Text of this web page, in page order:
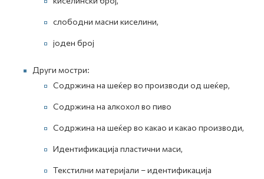
слободни масни киселини,
јоден број
Други мостри:
Содржина на шеќер во производи од шеќер,
Содржина на алкохол во пиво
Содржина на шеќер во какао и какао производи,
Идентификација пластични маси,
Текстилни материјали – идентификација